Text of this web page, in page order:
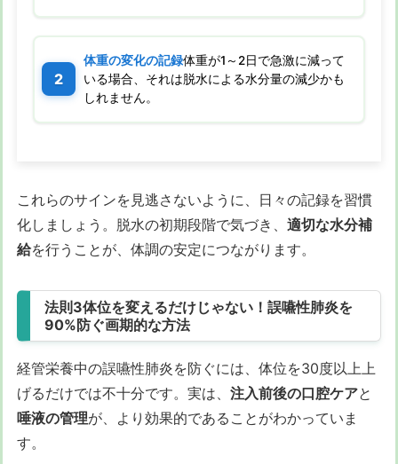
体重の変化の記録体重が1～2日で急激に減って
いる場合、それは脱水による水分量の減少かも
しれません。
これらのサインを見逃さないように、日々の記録を習慣
化しましょう。脱水の初期段階で気づき、 適切な水分補
給を行うことが、体調の安定につながります。
法則3体位を変えるだけじゃない！誤嚥性肺炎を
90%防ぐ画期的な方法
経管栄養中の誤嚥性肺炎を防ぐには、体位を30度以上上
げるだけでは不十分です。実は、 注入前後の口腔ケアと
唾液の管理が、より効果的であることがわかっていま
す。